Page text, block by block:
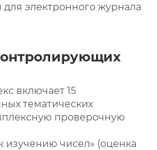
для электронного журнала
включает 15
тематических
проверочную
изучению чисел» (оценка